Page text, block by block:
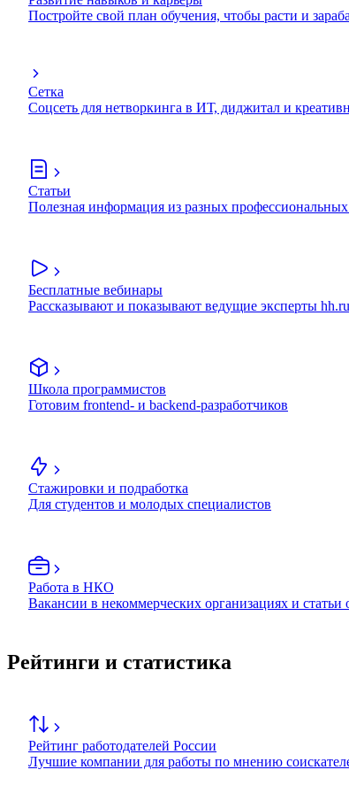
Постройте свой план обучения, чтобы расти и
Сетка
Соцсеть для нетворкинга в ИТ, диджитал и
Статьи
Полезная информация из разных
Бесплатные вебинары
Рассказывают и показывают ведущие эксперты hh.ru
Школа программистов
Готовим frontend- и backend-разработчиков
Стажировки и подработка
Для студентов и молодых специалистов
Работа в НКО
Вакансии в некоммерческих организациях и статьи
Рейтинги и статистика
Рейтинг работодателей России
Лучшие компании для работы по мнению